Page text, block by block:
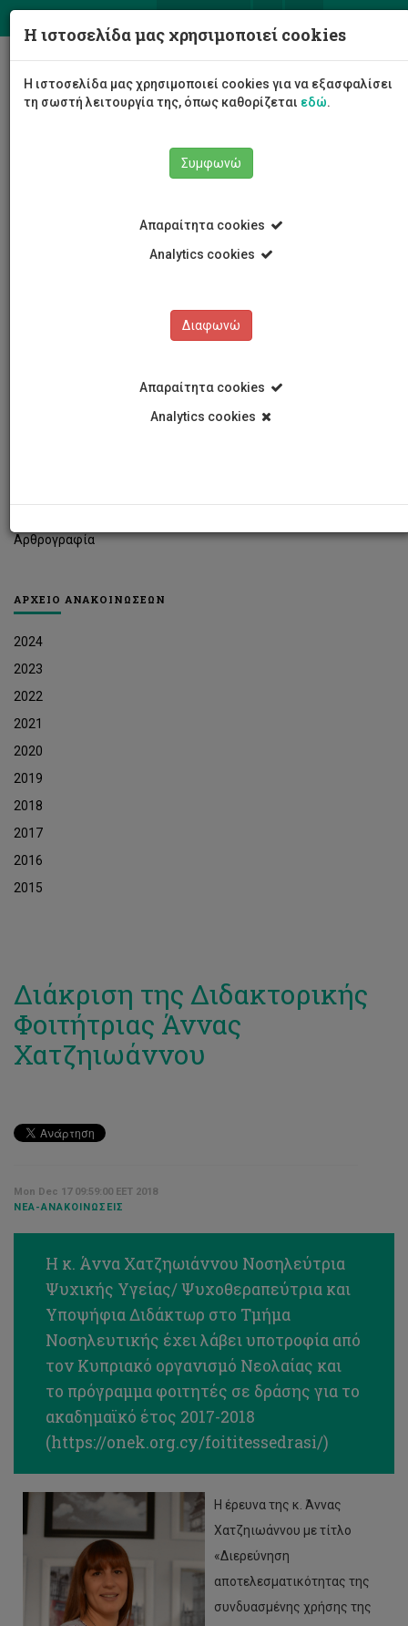
Αρθρογραφία
ΑΡΧΕΙΟ ΑΝΑΚΟΙΝΩΣΕΩΝ
2024
2023
2022
2021
2020
2019
2018
2017
2016
2015
Διάκριση της Διδακτορικής
Φοιτήτριας Άννας
Χατζηιωάννου
Mon Dec 17 09:59:00 EET 2018
ΝΈΑ-ΑΝΑΚΟΙΝΏΣΕΙΣ
Η κ. Άννα Χατζηωιάννου Νοσηλεύτρια
Ψυχικής Υγείας/ Ψυχοθεραπεύτρια και
Υποψήφια Διδάκτωρ στο Τμήμα
Νοσηλευτικής έχει λάβει υποτροφία από
τον Κυπριακό οργανισμό Νεολαίας και
το πρόγραμμα φοιτητές σε δράσης για το
ακαδημαϊκό έτος 2017-2018
(https://onek.org.cy/foititessedrasi/)
Η έρευνα της κ. Άννας
Χατζηιωάννου με τίτλο
«Διερεύνηση
αποτελεσματικότητας της
συνδυασμένης χρήσης της
Η ιστοσελίδα μας χρησιμοποιεί cookies
Η ιστοσελίδα μας χρησιμοποιεί cookies για να εξασφαλίσει
τη σωστή λειτουργία της, όπως καθορίζεται εδώ.
Συμφωνώ
Απαραίτητα cookies
Analytics cookies
Διαφωνώ
Απαραίτητα cookies
Analytics cookies